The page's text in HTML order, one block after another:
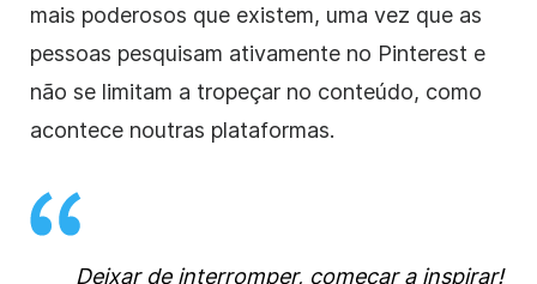
mais poderosos que existem, uma vez que as
pessoas pesquisam ativamente no Pinterest e
não se limitam a tropeçar no conteúdo, como
acontece noutras plataformas.
Deixar de interromper, começar a inspirar!